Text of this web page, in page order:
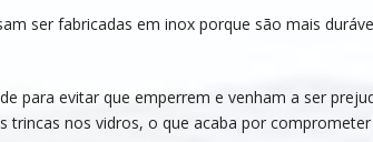
ser fabricadas em inox porque são mais
para evitar que emperrem e venham a ser
trincas nos vidros, o que acaba por comprometer